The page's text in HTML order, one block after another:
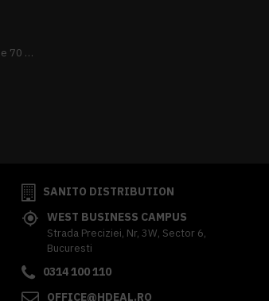
Pachet 10 prosoape 70 x 140cm 9 + 1 gratuit
SANITO DISTRIBUTION
WEST BUSINESS CAMPUS
Strada Preciziei, Nr, 3W, Sector 6,
Bucuresti
0314 100 110
OFFICE@HDEAL.RO